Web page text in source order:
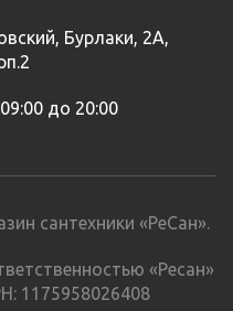
Бурлаки, 2А,
до 20:00
сантехники «РеСан».
«Ресан»
1175958026408